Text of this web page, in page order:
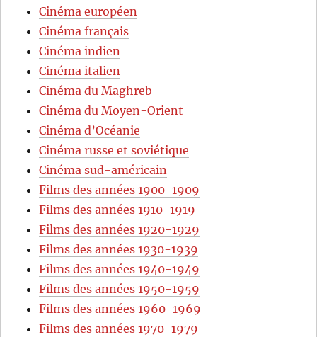
Cinéma européen
Cinéma français
Cinéma indien
Cinéma italien
Cinéma du Maghreb
Cinéma du Moyen-Orient
Cinéma d’Océanie
Cinéma russe et soviétique
Cinéma sud-américain
Films des années 1900-1909
Films des années 1910-1919
Films des années 1920-1929
Films des années 1930-1939
Films des années 1940-1949
Films des années 1950-1959
Films des années 1960-1969
Films des années 1970-1979